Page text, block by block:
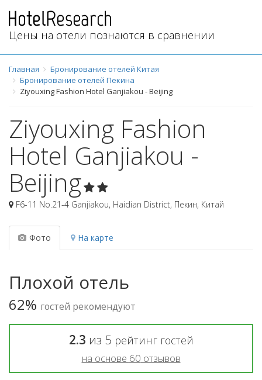
Цены на отели познаются в сравнении
Главная
Бронирование отелей Китая
Бронирование отелей Пекина
Ziyouxing Fashion Hotel Ganjiakou - Beijing
Ziyouxing Fashion
Hotel Ganjiakou -
Beijing
F6-11 No.21-4 Ganjiakou, Haidian District, Пекин, Китай
Фото На карте
Плохой отель
62% гостей рекомендуют
2.3 из 5 рейтинг гостей
на основе 60 отзывов